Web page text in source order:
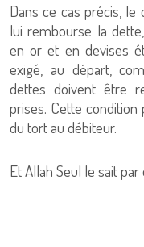
Dans ce cas précis,
lui rembourse la
en or et en devises
exigé, au départ,
dettes doivent être
prises. Cette
du tort au débiteur.
Et Allah Seul le sait